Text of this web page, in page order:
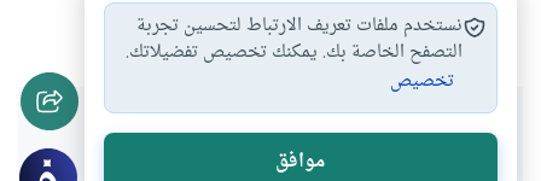
التربية # العقل #الدين # النفس المال
هل انتفعت بهذا المحتوى؟
نستخدم ملفات تعريف الارتباط لتحسين تجربة
التصفح الخاصة بك. يمكنك تخصيص تفضيلاتك.
تخصيص
موافق